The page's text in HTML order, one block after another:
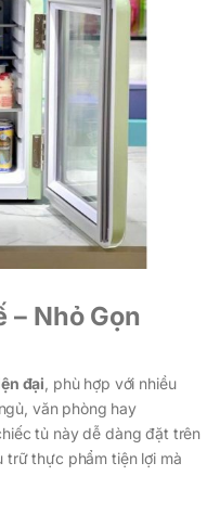
– Nhỏ Gọn
đại , phù hợp với nhiều
văn phòng hay
tủ này dễ dàng đặt trên
trữ thực phẩm tiện lợi mà